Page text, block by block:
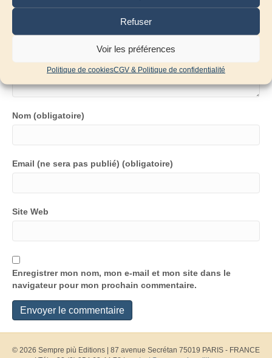
Refuser
Voir les préférences
Politique de cookiesCGV & Politique de confidentialité
Nom (obligatoire)
Email (ne sera pas publié) (obligatoire)
Site Web
Enregistrer mon nom, mon e-mail et mon site dans le
navigateur pour mon prochain commentaire.
© 2026 Sempre più Editions
87 avenue Secrétan 75019 PARIS - FRANCE